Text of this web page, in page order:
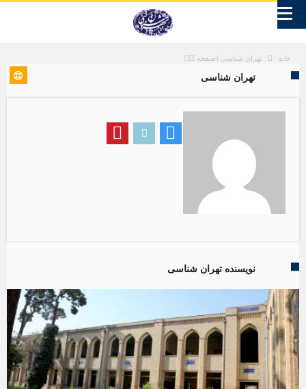
خانه تهران شناسی (صفحه 33)
تهران شناسی
نویسنده تهران شناسی